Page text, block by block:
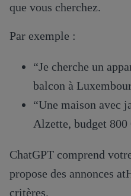
que vous cherchez.
Par exemple :
“Je cherche un
balcon à
“Une maison avec
Alzette, budget 800
ChatGPT comprend
propose des annonces
critères.